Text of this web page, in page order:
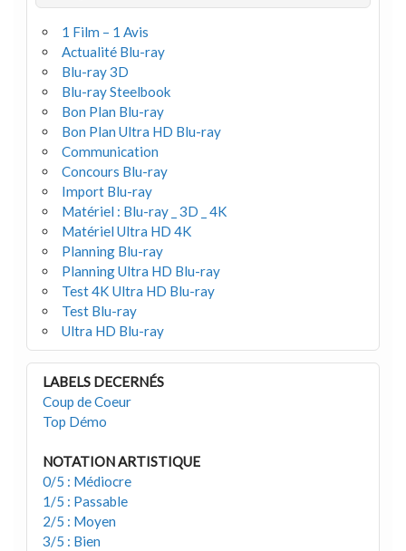
1 Film – 1 Avis
Actualité Blu-ray
Blu-ray 3D
Blu-ray Steelbook
Bon Plan Blu-ray
Bon Plan Ultra HD Blu-ray
Communication
Concours Blu-ray
Import Blu-ray
Matériel : Blu-ray _ 3D _ 4K
Matériel Ultra HD 4K
Planning Blu-ray
Planning Ultra HD Blu-ray
Test 4K Ultra HD Blu-ray
Test Blu-ray
Ultra HD Blu-ray
LABELS DECERNÉS
Coup de Coeur
Top Démo
NOTATION ARTISTIQUE
0/5 : Médiocre
1/5 : Passable
2/5 : Moyen
3/5 : Bien